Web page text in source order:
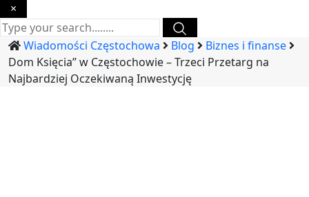
×
Wiadomości Częstochowa Blog
Biznes i finanse
Dom Księcia” w Częstochowie – Trzeci Przetarg na
Najbardziej Oczekiwaną Inwestycję